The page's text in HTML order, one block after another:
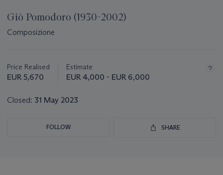
Giò Pomodoro (1930-2002)
Composizione
about
this
Price Realised
EUR 5,670
Estimate
EUR 4,000 - EUR 6,000
Closed: 31 May 2023
FOLLOW SHARE